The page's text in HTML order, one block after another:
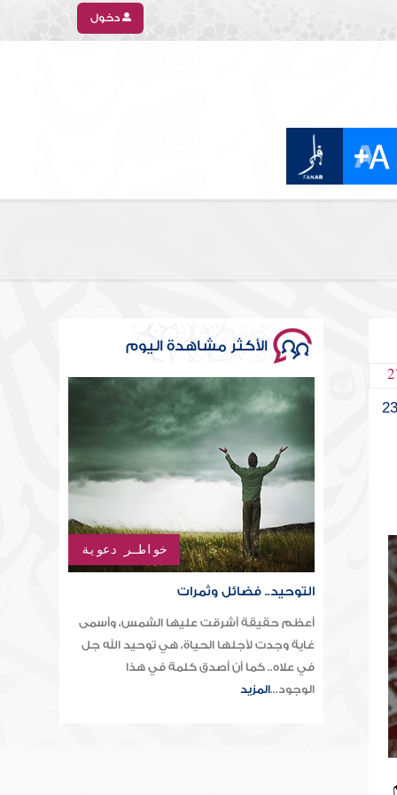
دخول
23
الأكثر مشاهدة اليوم
خواطـر دعوية
التوحيد.. فضائل وثمرات
أعظم حقيقة أشرقت عليها الشمس، وأسمى
غاية وجدت لأجلها الحياة، هي توحيد الله جل
في علاه.. كما أن أصدق كلمة في هذا
الوجود...المزيد